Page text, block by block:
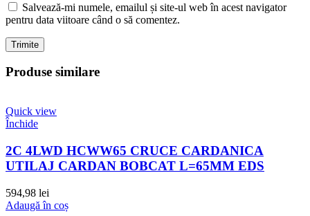
Salvează-mi numele, emailul și site-ul web în acest navigator
pentru data viitoare când o să comentez.
Produse similare
Quick view
Închide
2C 4LWD HCWW65 CRUCE CARDANICA
UTILAJ CARDAN BOBCAT L=65MM EDS
594,98 lei
Adaugă în coș